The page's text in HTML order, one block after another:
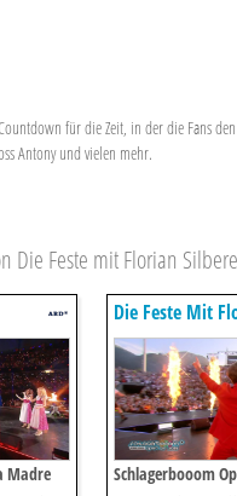
für die Zeit, in der die Fans
Antony und vielen mehr.
Die Feste mit Florian
Madre
Die Feste Mit
Silbereisen
Schlagerbooom